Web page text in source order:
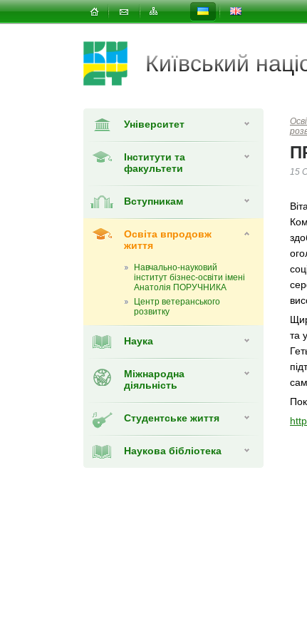
Київський
Університет
Інститути та
факультети
Вступникам
Освіта впродовж
життя
Навчально-науковий
інститут бізнес-освіти імені
Анатолія ПОРУЧНИКА
Центр ветеранського
розвитку
Наука
Міжнародна
діяльність
Студентське життя
Наукова бібліотека
15
та